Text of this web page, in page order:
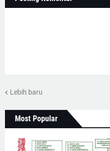
Lebih baru
Most Popular